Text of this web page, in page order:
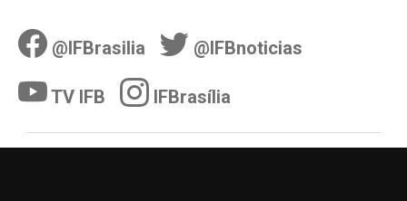
@IFBrasilia @IFBnoticias
TV IFB IFBrasília